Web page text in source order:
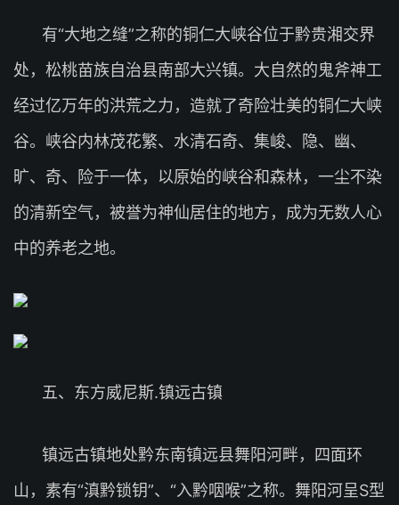
有“大地之缝”之称的铜仁大峡谷位于黔贵湘交界
处，松桃苗族自治县南部大兴镇。大自然的鬼斧神工
经过亿万年的洪荒之力，造就了奇险壮美的铜仁大峡
谷。峡谷内林茂花繁、水清石奇、集峻、隐、幽、
旷、奇、险于一体，以原始的峡谷和森林，一尘不染
的清新空气，被誉为神仙居住的地方，成为无数人心
中的养老之地。
五、东方威尼斯.镇远古镇
镇远古镇地处黔东南镇远县舞阳河畔，四面环
山，素有“滇黔锁钥”、“入黔咽喉”之称。舞阳河呈S型